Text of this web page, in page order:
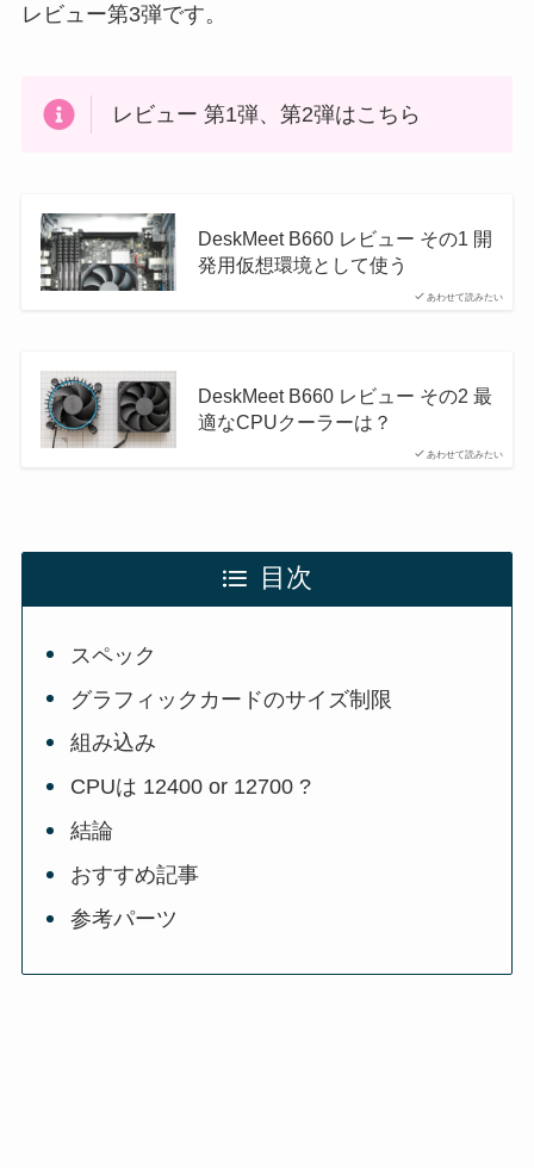
レビュー第3弾です。
レビュー 第1弾、第2弾はこちら
あわせて読みたい
DeskMeet B660 レビュー その1 開
発用仮想環境として使う
あわせて読みたい
DeskMeet B660 レビュー その2 最
適なCPUクーラーは？
目次
スペック
グラフィックカードのサイズ制限
組み込み
CPUは 12400 or 12700 ?
結論
おすすめ記事
参考パーツ